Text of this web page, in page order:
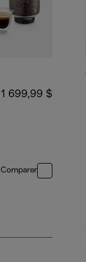
1 699,99 $
Comparer